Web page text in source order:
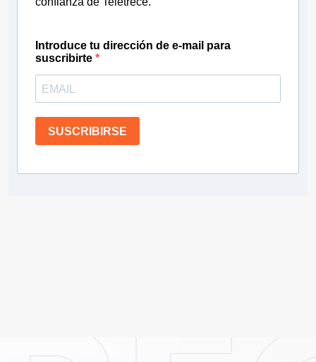
Introduce tu dirección de e-mail para
suscribirte
SUSCRIBIRSE